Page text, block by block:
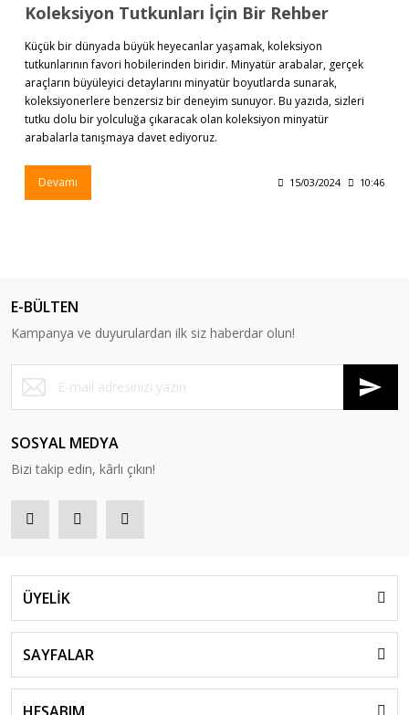
Koleksiyon Tutkunları İçin Bir Rehber
Küçük bir dünyada büyük heyecanlar yaşamak, koleksiyon
tutkunlarının favori hobilerinden biridir. Minyatür arabalar, gerçek
araçların büyüleyici detaylarını minyatür boyutlarda sunarak,
koleksiyonerlere benzersiz bir deneyim sunuyor. Bu yazıda, sizleri
tutku dolu bir yolculuğa çıkaracak olan koleksiyon minyatür
arabalarla tanışmaya davet ediyoruz.
Devamı 15/03/2024 10:46
E-BÜLTEN
Kampanya ve duyurulardan ilk siz haberdar olun!
SOSYAL MEDYA
Bizi takip edin, kârlı çıkın!
ÜYELİK
SAYFALAR